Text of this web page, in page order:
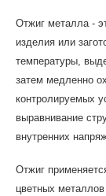
Отжиг металла -
изделия или
температуры,
затем медленно
контролируемых
выравнивание
внутренних
Отжиг
цветных